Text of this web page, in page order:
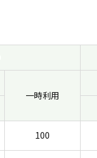
一時利用
100